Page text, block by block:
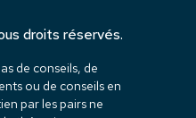
droits réservés.
de conseils, de
ou de conseils en
par les pairs ne